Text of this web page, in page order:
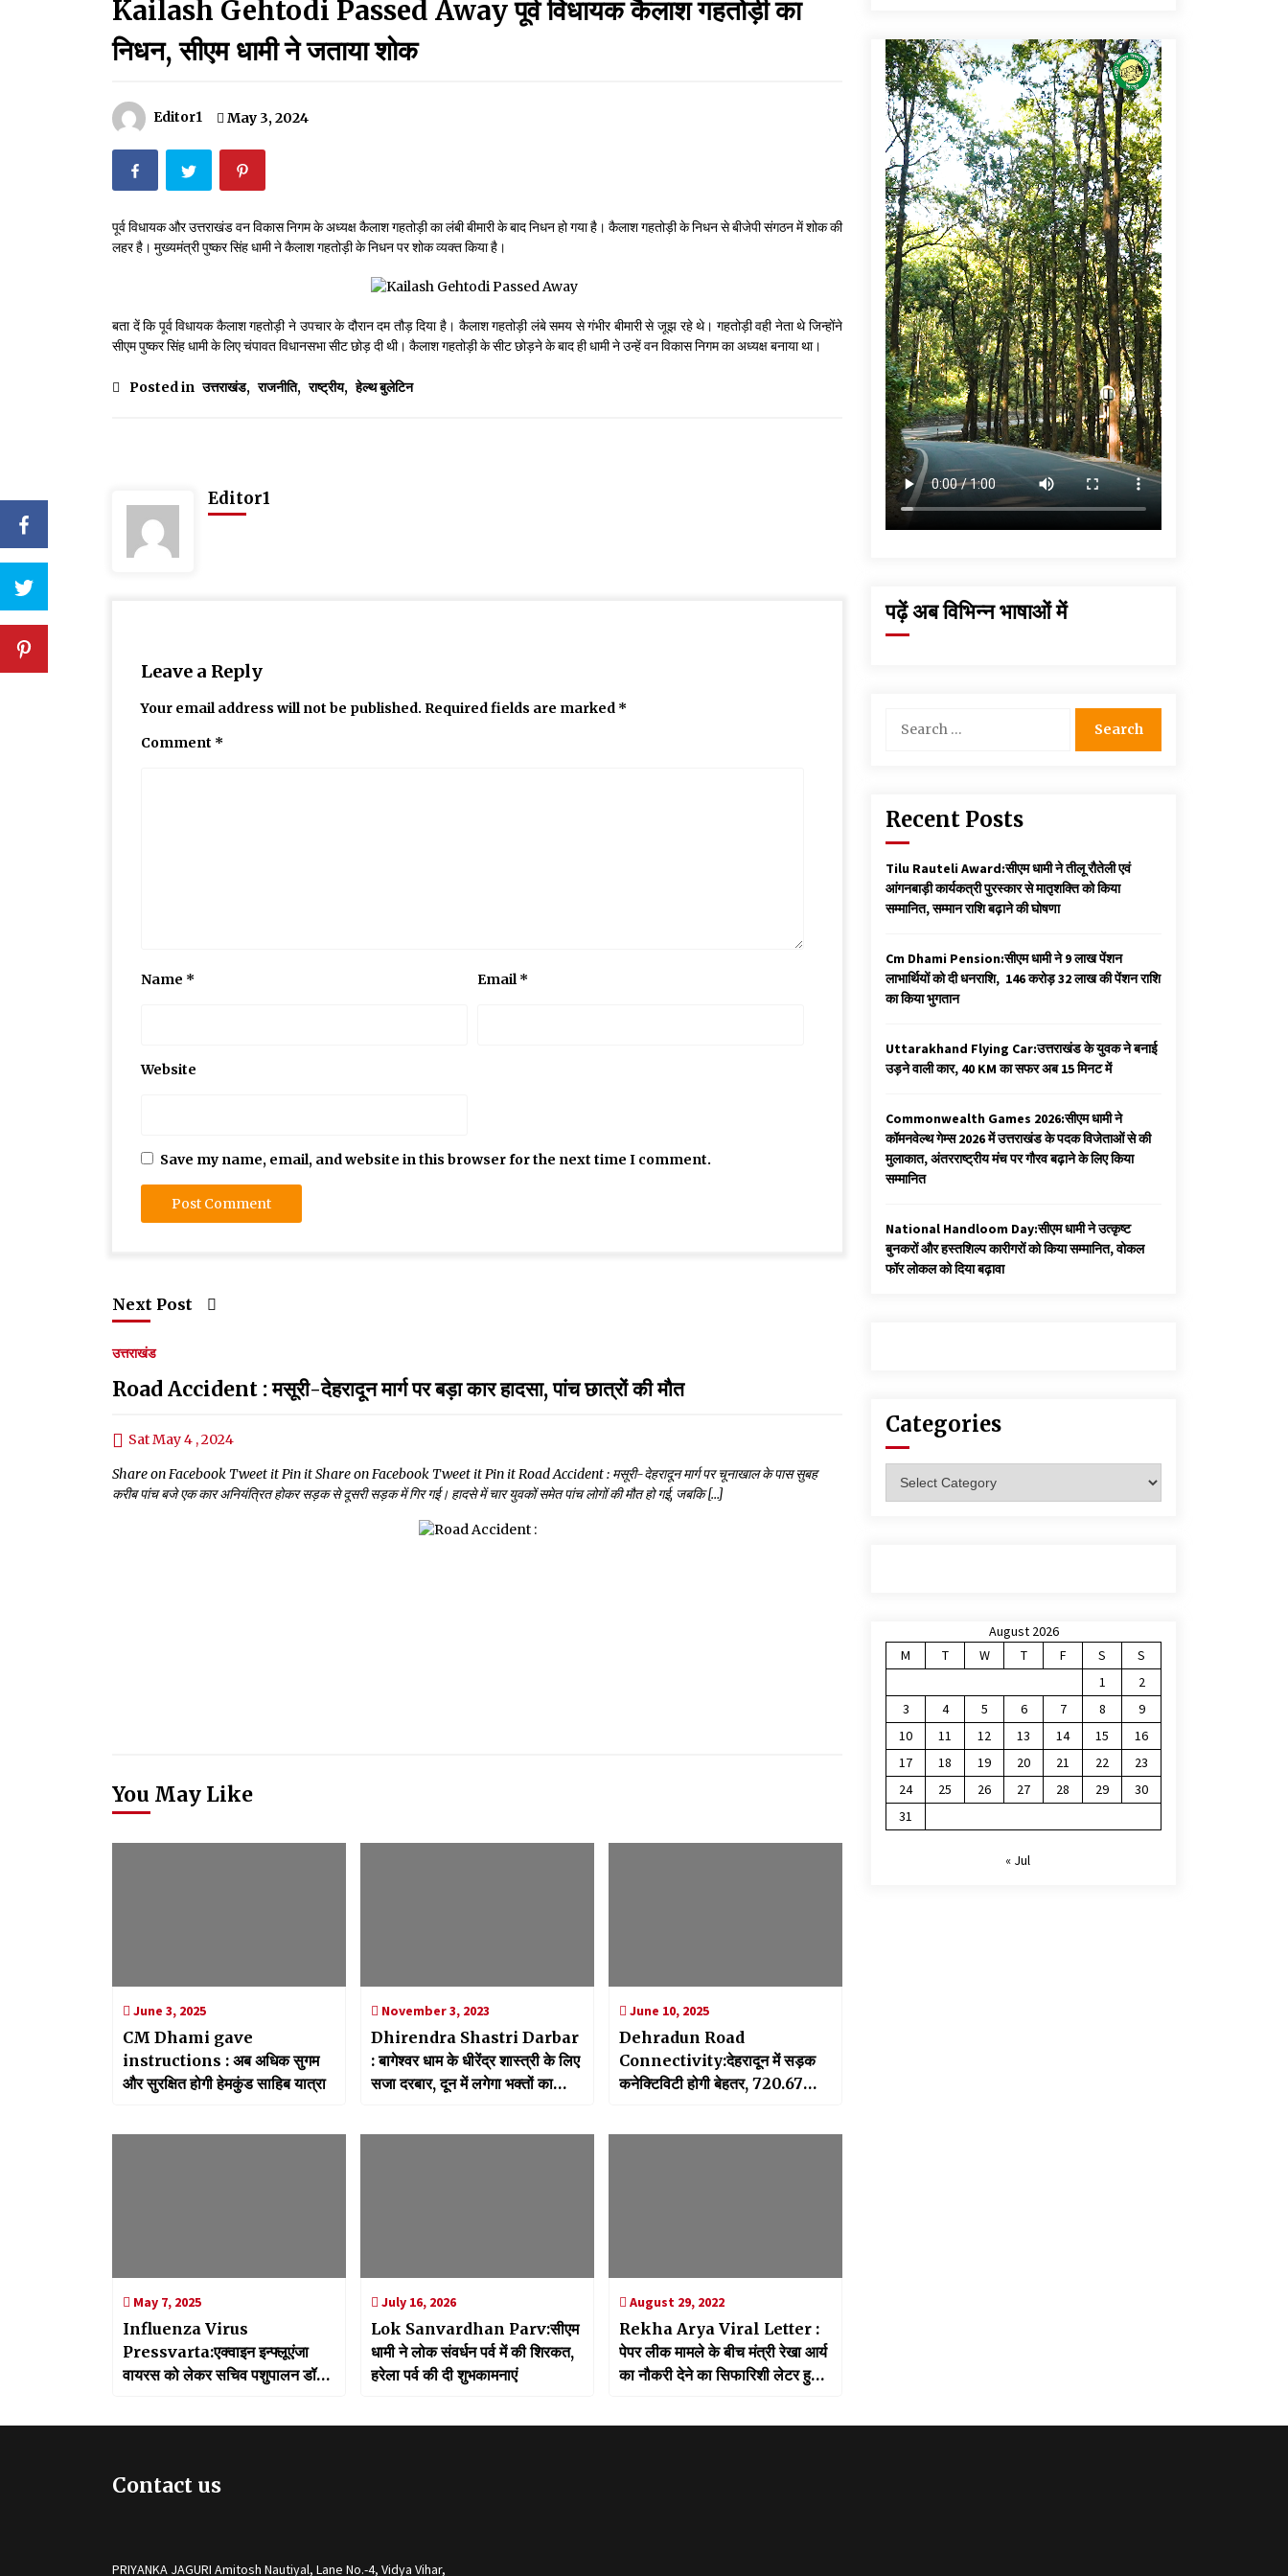
मदरसों का नाम अब्दुल कलाम के नाम पर रखने की घोषणा
December 18, 2023
September 7, 2023
Thought Of The Day 16 May
May 16, 2022
May 14, 2022
Thought Of The Day 12 May
May 12, 2022
Thought Of The Day 11 May Thought Of The Day 9 May
May 9, 2022
Kailash Gehtodi Passed Away पूर्व विधायक कैलाश गहतोड़ी का
निधन, सीएम धामी ने जताया शोक
Editor1 May 3, 2024
पूर्व विधायक और उत्तराखंड वन विकास निगम के अध्यक्ष कैलाश गहतोड़ी का लंबी बीमारी के बाद निधन हो गया है। कैलाश गहतोड़ी के निधन से बीजेपी संगठन में शोक की
लहर है। मुख्यमंत्री पुष्कर सिंह धामी ने कैलाश गहतोड़ी के निधन पर शोक व्यक्त किया है।
बता दें कि पूर्व विधायक कैलाश गहतोड़ी ने उपचार के दौरान दम तौड़ दिया है। कैलाश गहतोड़ी लंबे समय से गंभीर बीमारी से जूझ रहे थे। गहतोड़ी वही नेता थे जिन्होंने
सीएम पुष्कर सिंह धामी के लिए चंपावत विधानसभा सीट छोड़ दी थी। कैलाश गहतोड़ी के सीट छोड़ने के बाद ही धामी ने उन्हें वन‌ विकास निगम का अध्यक्ष बनाया था।
Posted in उत्तराखंड, राजनीति, राष्ट्रीय, हेल्थ बुलेटिन
Editor1
Leave a Reply
Your email address will not be published. Required fields are marked *
Comment *
Name * Email*
Website
Save my name, email, and website in this browser for the next time I comment.
Next Post
उत्तराखंड
Road Accident : मसूरी-देहरादून मार्ग पर बड़ा कार हादसा, पांच छात्रों की मौत
Sat May 4 , 2024
Share on Facebook Tweet it Pin it Share on Facebook Tweet it Pin it Road Accident : मसूरी-देहरादून मार्ग पर चूनाखाल के पास सुबह
करीब पांच बजे एक कार अनियंत्रित होकर सड़क से दूसरी सड़क में गिर गई। हादसे में चार युवकों समेत पांच लोगों की मौत हो गई, जबकि […]
You May Like
June 3, 2025
CM Dhami gave
instructions : अब अधिक सुगम
और सुरक्षित होगी हेमकुंड साहिब यात्रा
November 3, 2023
Dhirendra Shastri Darbar
: बागेश्वर धाम के धीरेंद्र शास्त्री के लिए
सजा दरबार, दून में लगेगा भक्तों का
June 10, 2025
Dehradun Road
Connectivity:देहरादून में सड़क
कनेक्टिविटी होगी बेहतर, ₹720.67
May 7, 2025
Influenza Virus
Pressvarta:एक्वाइन इन्फ्लूएंजा
वायरस को लेकर सचिव पशुपालन डॉ
July 16, 2026
Lok Sanvardhan Parv:सीएम
धामी ने लोक संवर्धन पर्व में की शिरकत,
हरेला पर्व की दी शुभकामनाएं
August 29, 2022
Rekha Arya Viral Letter :
पेपर लीक मामले के बीच मंत्री रेखा आर्य
का नौकरी देने का सिफारिशी लेटर हुआ
पढ़ें अब विभिन्न भाषाओं में
for:
Recent Posts
Tilu Rauteli Award:सीएम धामी ने तीलू रौतेली एवं
आंगनबाड़ी कार्यकत्री पुरस्कार से मातृशक्ति को किया
सम्मानित, सम्मान राशि बढ़ाने की घोषणा
Cm Dhami Pension:सीएम धामी ने 9 लाख पेंशन
लाभार्थियों को दी धनराशि, ₹ 146 करोड़ 32 लाख की पेंशन राशि
का किया भुगतान
Uttarakhand Flying Car:उत्तराखंड के युवक ने बनाई
उड़ने वाली कार, 40 KM का सफर अब 15 मिनट में
Commonwealth Games 2026:सीएम धामी ने
कॉमनवेल्थ गेम्स 2026 में उत्तराखंड के पदक विजेताओं से की
मुलाकात, अंतरराष्ट्रीय मंच पर गौरव बढ़ाने के लिए किया
सम्मानित
National Handloom Day:सीएम धामी ने उत्कृष्ट
बुनकरों और हस्तशिल्प कारीगरों को किया सम्मानित, वोकल
फॉर लोकल को दिया बढ़ावा
Categories
August 2026
M
T W T F S
S
1
2
3
4 5 6 7 8
9
10
11 12 13 14 15
16
17
18 19 20 21 22
23
24
25 26 27 28 29
30
31
« Jul
Contact us
PRIYANKA JAGURI Amitosh Nautiyal, Lane No.-4, Vidya Vihar,